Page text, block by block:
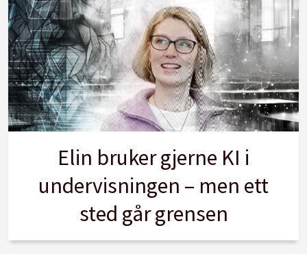
Elin bruker gjerne KI i
undervisningen – men ett
sted går grensen